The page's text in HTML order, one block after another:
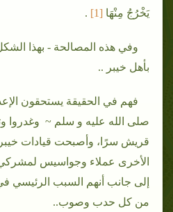
يَخْرُجُ مِنْهَا [1
]
.
وفي هذه المصالحة - بهذا
بأهل خيبر ..
فهم في الحقيقة يستحقون
صلى الله عليه و سلم ~ وغدروا
قريش سرًا، وأصبحت قيادات خيبر
الأخرى عملاء وجواسيس
إلى جانب أنهم السبب الرئيسي
من كل حدب وصوب..